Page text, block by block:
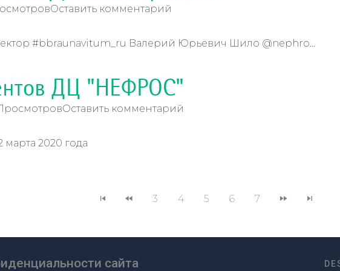
Оставить комментарий
#bbraunavitum_ru Валерий Юрьевич Шило @nephro...
ДЦ "НЕФРОС"
Оставить комментарий
2020 года
3 4 5 6 7
сайта